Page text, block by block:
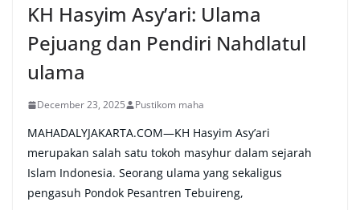
KH Hasyim Asy’ari: Ulama
Pejuang dan Pendiri Nahdlatul
ulama
December 23, 2025 Pustikom maha
MAHADALYJAKARTA.COM—KH Hasyim Asy’ari
merupakan salah satu tokoh masyhur dalam sejarah
Islam Indonesia. Seorang ulama yang sekaligus
pengasuh Pondok Pesantren Tebuireng,